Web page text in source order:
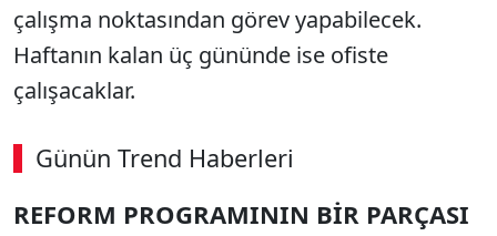
çalışma noktasından görev yapabilecek.
Haftanın kalan üç gününde ise ofiste
çalışacaklar.
Günün Trend Haberleri
REFORM PROGRAMININ BİR PARÇASI